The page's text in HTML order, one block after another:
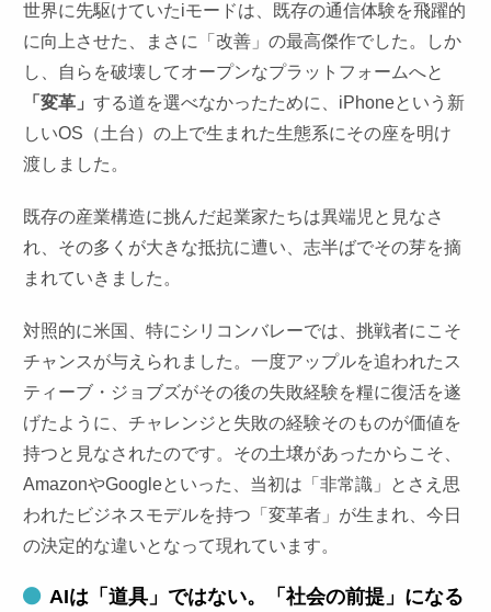
世界に先駆けていたiモードは、既存の通信体験を飛躍的
に向上させた、まさに「改善」の最高傑作でした。しか
し、自らを破壊してオープンなプラットフォームへと
「変革」する道を選べなかったために、iPhoneという新
しいOS（土台）の上で生まれた生態系にその座を明け
渡しました。
既存の産業構造に挑んだ起業家たちは異端児と見なさ
れ、その多くが大きな抵抗に遭い、志半ばでその芽を摘
まれていきました。
対照的に米国、特にシリコンバレーでは、挑戦者にこそ
チャンスが与えられました。一度アップルを追われたス
ティーブ・ジョブズがその後の失敗経験を糧に復活を遂
げたように、チャレンジと失敗の経験そのものが価値を
持つと見なされたのです。その土壌があったからこそ、
AmazonやGoogleといった、当初は「非常識」とさえ思
われたビジネスモデルを持つ「変革者」が生まれ、今日
の決定的な違いとなって現れています。
AIは「道具」ではない。「社会の前提」になる